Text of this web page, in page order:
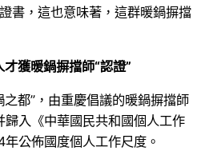
書，這也意味著，這群暖鍋摒擋
獲暖鍋摒擋師“認證”
之都”，由重慶倡議的暖鍋摒擋師
入《中華國民共和國個人工作
公佈國度個人工作尺度。